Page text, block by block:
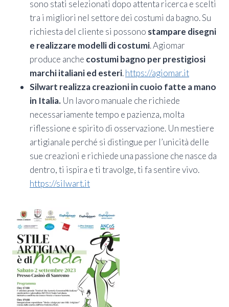
sono stati selezionati dopo attenta ricerca e scelti
tra i migliori nel settore dei costumi da bagno. Su
richiesta del cliente si possono stampare disegni
e realizzare modelli di costumi. Agiomar
produce anche costumi bagno per prestigiosi
marchi italiani ed esteri.https://agiomar.it
Silwart realizza creazioni in cuoio fatte a mano
in Italia. Un lavoro manuale che richiede
necessariamente tempo e pazienza, molta
riflessione e spirito di osservazione. Un mestiere
artigianale perché si distingue per l’unicità delle
sue creazioni e richiede una passione che nasce da
dentro, ti ispira e ti travolge, ti fa sentire vivo.
https://silwart.it